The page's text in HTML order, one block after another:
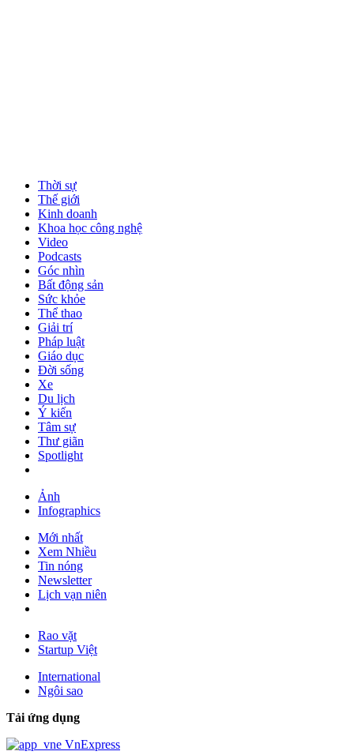
Thời sự
Thế giới
Kinh doanh
Khoa học công nghệ
Video
Podcasts
Góc nhìn
Bất động sản
Sức khỏe
Thể thao
Giải trí
Pháp luật
Giáo dục
Đời sống
Xe
Du lịch
Ý kiến
Tâm sự
Thư giãn
Spotlight
Ảnh
Infographics
Mới nhất
Xem Nhiều
Tin nóng
Newsletter
Lịch vạn niên
Rao vặt
Startup Việt
International
Ngôi sao
Tải ứng dụng
VnExpress